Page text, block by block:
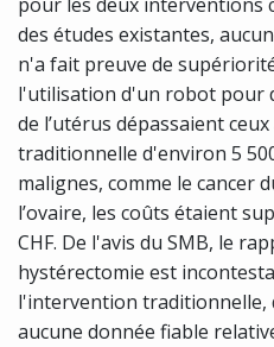
des études existantes,
n'a fait preuve de
l'utilisation d'un robot pour
de l’utérus dépassaient
traditionnelle d'environ 5
malignes, comme le cancer
l’ovaire, les coûts étaient
CHF. De l'avis du SMB, le
hystérectomie est
l'intervention traditionnelle,
aucune donnée fiable